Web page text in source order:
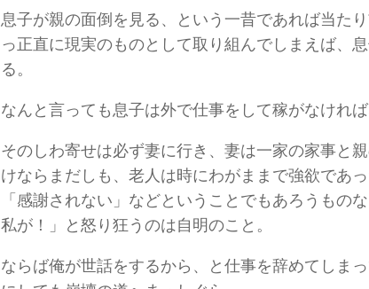
息子が親の面倒を見る、という一昔であれば当た
っ正直に現実のものとして取り組んでしまえば、
る。
なんと言っても息子は外で仕事をして稼がなければ
そのしわ寄せは必ず妻に行き、妻は一家の家事と
けならまだしも、老人は時にわがままで強欲であっ
「感謝されない」などということでもあろうもの
私が！」と怒り狂うのは自明のこと。
ならば俺が世話をするから、と仕事を辞めてしま